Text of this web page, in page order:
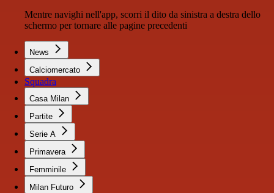
Mentre navighi nell'app, scorri il dito da sinistra a destra dello
schermo per tornare alle pagine precedenti
News
Calciomercato
Squadra
Casa Milan
Partite
Serie A
Primavera
Femminile
Milan Futuro